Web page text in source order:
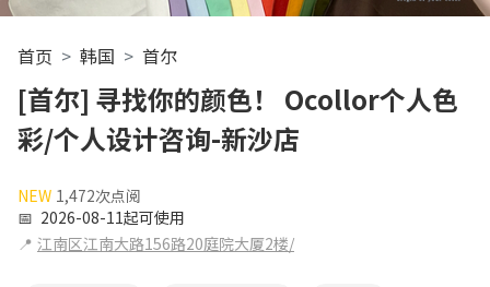
首页 韩国 首尔
[首尔] 寻找你的颜色！ Ocollor个人色
彩/个人设计咨询-新沙店
NEW 1,472次点阅
📅 2026-08-11起可使用
📍 江南区江南大路156路20庭院大厦2楼/